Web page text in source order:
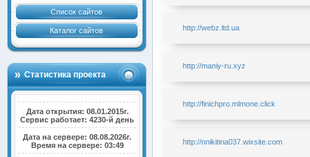
Список сайтов
Каталог сайтов
Статистика проекта
Дата открытия: 08.01.2015г.
Сервис работает: 4230-й день
Дата на сервере: 08.08.2026г.
Время на сервере: 03:49
http://webz.ltd.ua
http://maniy-ru.xyz
http://finichpro.mlmone.click
http://nnikitina037.wixsite.com